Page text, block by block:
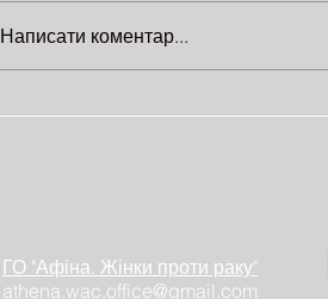
онкопацієнтки Ольги
Написати коментар...
ГО "Афіна. Жінки проти раку"
athena.wac.office@gmail.com